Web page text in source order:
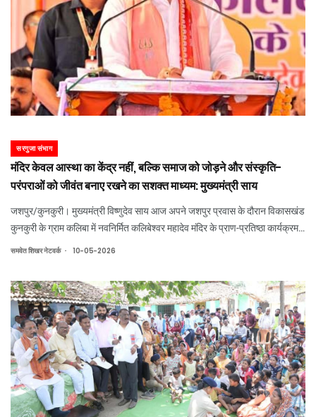
सरगुजा संभाग
मंदिर केवल आस्था का केंद्र नहीं, बल्कि समाज को जोड़ने और संस्कृति-
परंपराओं को जीवंत बनाए रखने का सशक्त माध्यम: मुख्यमंत्री साय
जशपुर/कुनकुरी। मुख्यमंत्री विष्णुदेव साय आज अपने जशपुर प्रवास के दौरान विकासखंड
कुनकुरी के ग्राम कलिबा में नवनिर्मित कलिबेश्वर महादेव मंदिर के प्राण-प्रतिष्ठा कार्यक्रम में
शामिल हुए। इस अवसर पर उनकी धर्मपत्नी श्रीमती कौशल्या साय भी उपस्थित थीं।
समवेत शिखर नेटवर्क . 10-05-2026